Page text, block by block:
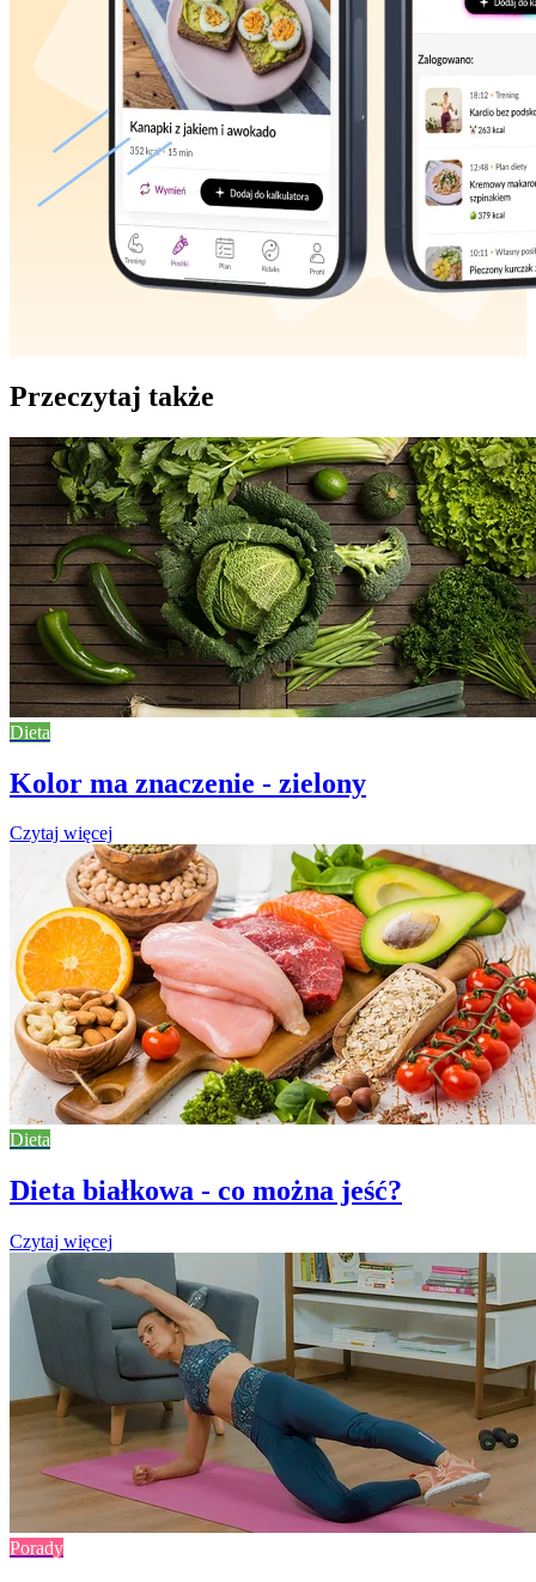
Przeczytaj także
Dieta
Kolor ma znaczenie - zielony
Czytaj więcej
Dieta
Dieta białkowa - co można jeść?
Czytaj więcej
Porady